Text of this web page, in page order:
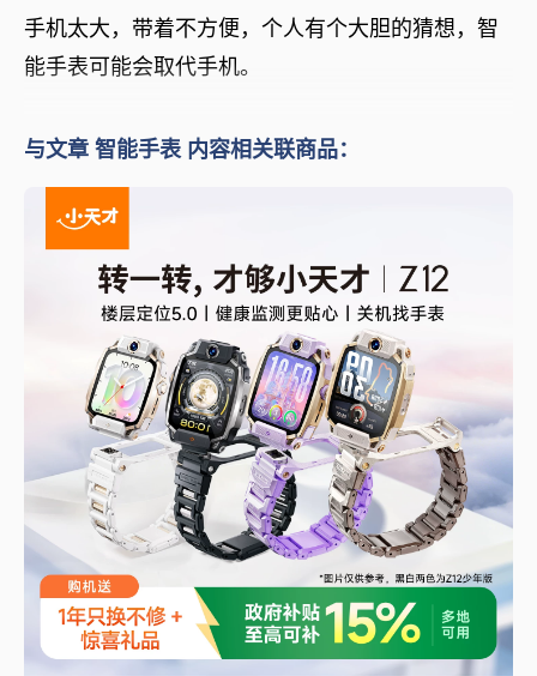
手机太大，带着不方便，个人有个大胆的猜想，智
能手表可能会取代手机。
与文章 智能手表 内容相关联商品：